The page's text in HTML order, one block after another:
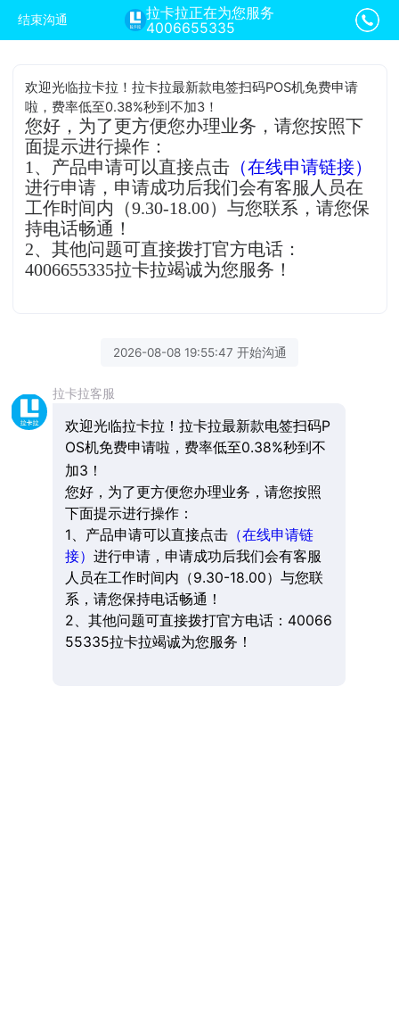
结束沟通
拉卡拉正在为您服务
4006655335
欢迎光临拉卡拉！拉卡拉最新款电签扫码POS机免费申请
啦，费率低至0.38%秒到不加3！
您好，为了更方便您办理业务，请您按照下
面提示进行操作：
1、产品申请可以直接点击 （在线申请链接）
进行申请，申请成功后我们会有客服人员在
工作时间内（9.30-18.00）与您联系，请您保
持电话畅通！
2、其他问题可直接拨打官方电话：
4006655335拉卡拉竭诚为您服务！
2026-08-08 19:55:47 开始沟通
拉卡拉客服
欢迎光临拉卡拉！拉卡拉最新款电签扫码P
OS机免费申请啦，费率低至0.38%秒到不
加3！
您好，为了更方便您办理业务，请您按照
下面提示进行操作：
1、产品申请可以直接点击（在线申请链
接） 进行申请，申请成功后我们会有客服
人员在工作时间内（9.30-18.00）与您联
系，请您保持电话畅通！
2、其他问题可直接拨打官方电话：40066
55335拉卡拉竭诚为您服务！